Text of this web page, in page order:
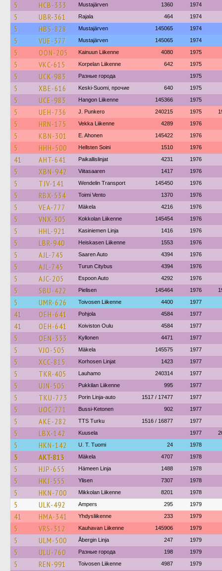
5 HCB-333 Mustajärven 1360 1974
5 UBR-361 Rajala 464 1974
5 HBS-828 Mustajärven 145065 1974
5 VUE-377 Mustajärven 145065 1974
5 OON-205 Kainuun Liikenne 4080 1975
5 VKC-615 Korpelan Liikenne 642 1975
5 UCK-983 Разные города 1975
5 XBE-616 Keski-Suomi, прочие 640 1975
5 UCE-983 Hangon Liikenne 145366 1975
5 UEH-736 J. Punkero 240215 1975
5 HRN-175 Vekka Liikenne 4289 1976
5 KBN-301 E. Ahonen 145422 1976
5 HHH-500 Hellsten Soini 1510 1976
41 AHT-641 Paikallislinjat 4231 1976
5 XBN-942 Viitasaaren 1417 1976
5 TJV-141 Wendelin Transport 145450 1976
5 RBX-534 Toimi Vento 1370 1976
5 VEA-777 Mäkela 4216 1976
5 VNX-305 Kokkolan Liikenne 145454 1976
5 HHL-921 Kasiniemen Linja 1416 1976
5 LBR-940 Heiskasen Liikenne 1553 1976
5 AJL-745 Saaren Auto 4394 1976
5 AJL-745 Turun Citybus 4394 1976
5 AJC-205 Espoon Auto 4292 1976
5 SBU-422 Pielisen 145464 1976
5 UMR-626 Toivosen Liikenne 4400 1977
41 OEH-641 Pohjola 4584 1977
41 OEH-641 Koiviston Oulu 4584 1977
5 OEN-333 Kyllonen 4471 1977
5 VJO-505 Mäkela 145575 1977
5 XCC-815 Korhosen Linjat 1423 1977
5 TKR-405 Lauhamo 240314 1977
5 UJN-505 Pukkilan Liikenne 995 1977
5 TKU-773 Porin Linja-auto 1517 / 17477 1977
5 UOC-771 Bussi-Ketonen 902 1977
5 AKE-282 TTS Turku 1516 / 16877 1977
5 LBX-142 Kuusela 1977
5 HKN-142 U. T. Tuomi 24 1978
5 AKT-813 Mäkela 4707 1978
5 HJP-655 Hämeen Linja 1488 1978
5 HKJ-555 Ylisen 7307 1978
5 HKN-700 Mikkolan Liikenne 8201 1978
5 ULK-492 Ampers 295 1979
41 HMA-341 Yhdysliikenne 233 1979
5 VRS-312 Kauhavan Liikenne 145906 1979
5 ULM-500 Åbergin Linja 247 1979
5 ULU-760 Разные города 198 1979
5 REN-991 Toivosen Liikenne 4987 1979